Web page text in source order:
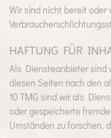
Wir sind nicht bereit
HAFTUNG FÜR
Als Diensteanbieter sind
diesen Seiten nach den
10 TMG sind wir als
oder gespeicherte
Umständen zu forschen,